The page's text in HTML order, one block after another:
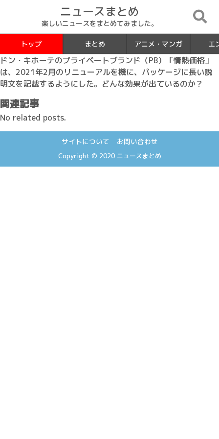
ニュースまとめ
楽しいニュースをまとめてみました。
トップ まとめ アニメ・マンガ エ
ドン・キホーテのプライベートブランド（PB）「情熱価格」
は、2021年2月のリニューアルを機に、パッケージに長い説
明文を記載するようにした。どんな効果が出ているのか？
関連記事
No related posts.
サイトについて お問い合わせ
Copyright © 2020 ニュースまとめ